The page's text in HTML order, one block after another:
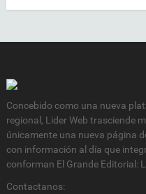
Concebido como una nueva
regional, Lider Web trasciende
únicamente una nueva página
con información al día que
conforman El Grande Editorial:
Contactanos: